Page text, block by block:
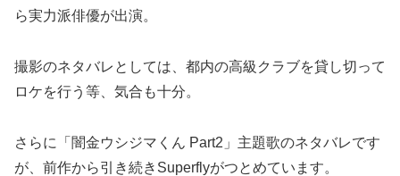
ら実力派俳優が出演。
撮影のネタバレとしては、都内の高級クラブを貸し切って
ロケを行う等、気合も十分。
さらに「闇金ウシジマくん Part2」主題歌のネタバレです
が、前作から引き続きSuperflyがつとめています。